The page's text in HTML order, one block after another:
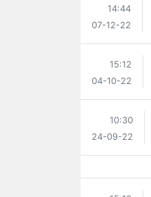
14:44
07-12-22
15:12
04-10-22
10:30
24-09-22